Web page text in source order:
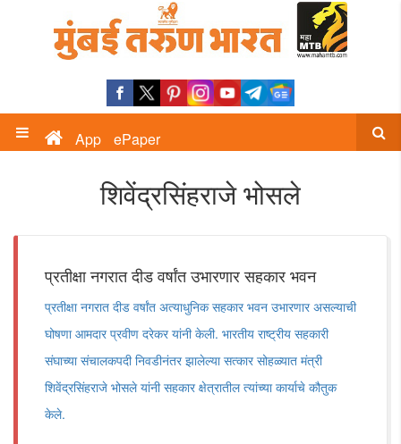
App ePaper
शिवेंद्रसिंहराजे भोसले
प्रतीक्षा नगरात दीड वर्षांत उभारणार सहकार भवन
प्रतीक्षा नगरात दीड वर्षांत अत्याधुनिक सहकार भवन उभारणार असल्याची
घोषणा आमदार प्रवीण दरेकर यांनी केली. भारतीय राष्ट्रीय सहकारी
संघाच्या संचालकपदी निवडीनंतर झालेल्या सत्कार सोहळ्यात मंत्री
शिवेंद्रसिंहराजे भोसले यांनी सहकार क्षेत्रातील त्यांच्या कार्याचे कौतुक
केले.